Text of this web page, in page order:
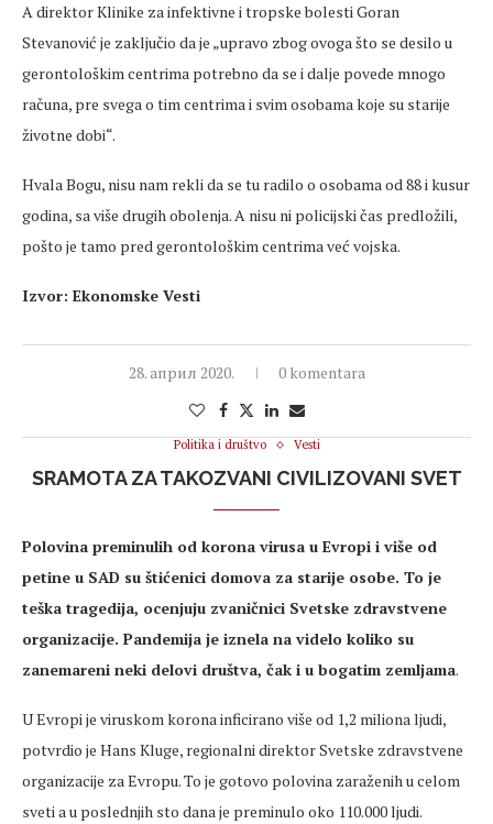
A direktor Klinike za infektivne i tropske bolesti Goran
Stevanović je zaključio da je „upravo zbog ovoga što se desilo u
gerontološkim centrima potrebno da se i dalje povede mnogo
računa, pre svega o tim centrima i svim osobama koje su starije
životne dobi“.
Hvala Bogu, nisu nam rekli da se tu radilo o osobama od 88 i kusur
godina, sa više drugih obolenja. A nisu ni policijski čas predložili,
pošto je tamo pred gerontološkim centrima već vojska.
Izvor: Ekonomske Vesti
28. април 2020. 0 komentara
Politika i društvo Vesti
SRAMOTA ZA TAKOZVANI CIVILIZOVANI SVET
Polovina preminulih od korona virusa u Evropi i više od
petine u SAD su štićenici domova za starije osobe. To je
teška tragedija, ocenjuju zvaničnici Svetske zdravstvene
organizacije. Pandemija je iznela na videlo koliko su
zanemareni neki delovi društva, čak i u bogatim zemljama.
U Evropi je viruskom korona inficirano više od 1,2 miliona ljudi,
potvrdio je Hans Kluge, regionalni direktor Svetske zdravstvene
organizacije za Evropu. To je gotovo polovina zaraženih u celom
sveti a u poslednjih sto dana je preminulo oko 110.000 ljudi.